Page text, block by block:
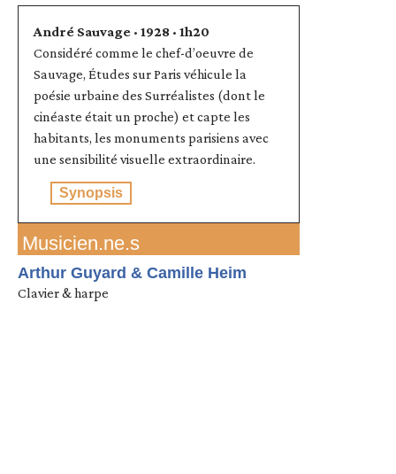
André Sauvage · 1928 · 1h20
Considéré comme le chef-d’oeuvre de
Sauvage, Études sur Paris véhicule la
poésie urbaine des Surréalistes (dont le
cinéaste était un proche) et capte les
habitants, les monuments parisiens avec
une sensibilité visuelle extraordinaire.
Synopsis
Musicien.ne.s
Arthur Guyard & Camille Heim
Clavier & harpe